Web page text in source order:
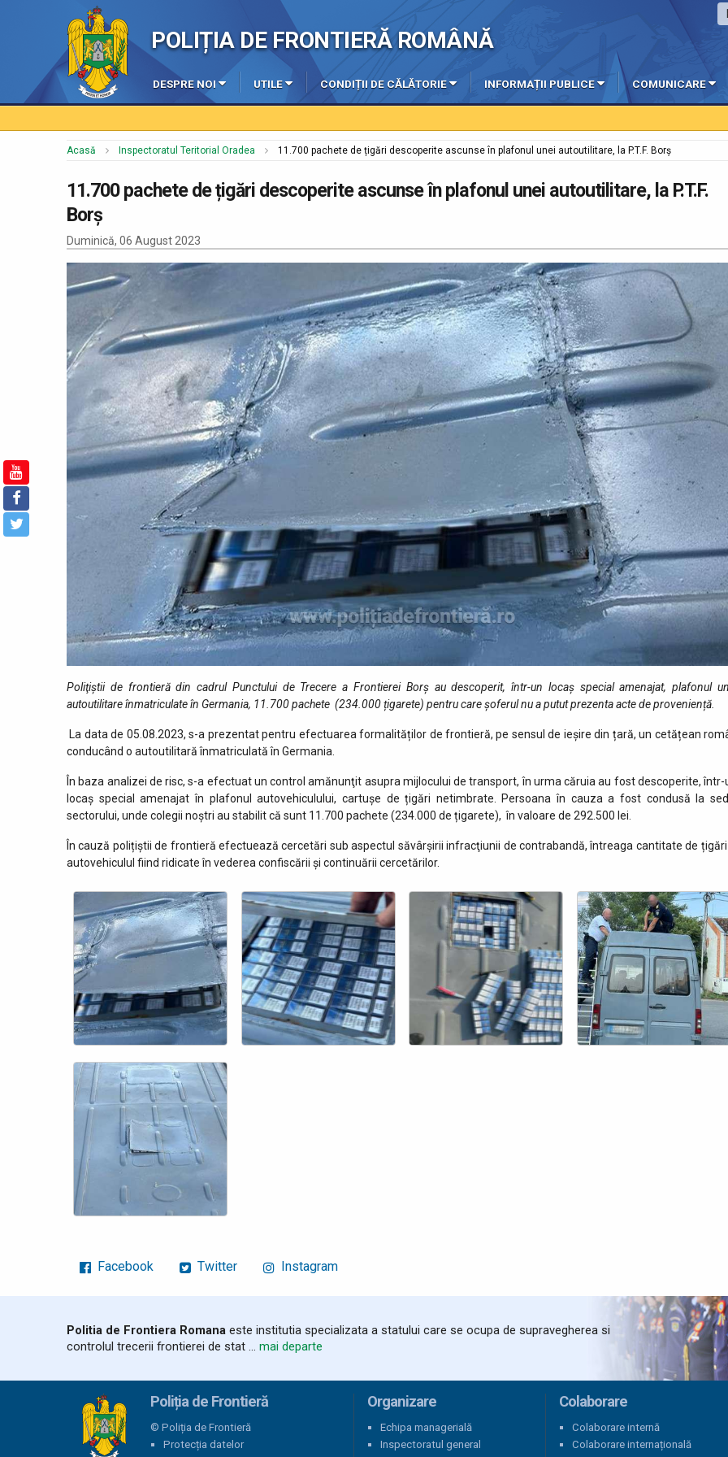
POLIȚIA DE FRONTIERĂ ROMÂNĂ
DESPRE NOI UTILE CONDIȚII DE CĂLĂTORIE INFORMAȚII PUBLICE COMUNICARE
Acasă Inspectoratul Teritorial Oradea 11.700 pachete de țigări descoperite ascunse în plafonul unei autoutilitare, la P.T.F. Borș
11.700 pachete de țigări descoperite ascunse în plafonul unei autoutilitare, la P.T.F.
Borș
Duminică, 06 August 2023
Poliţiştii de frontieră din cadrul Punctului de Trecere a Frontierei Borș au descoperit, într-un locaș special amenajat, plafonul
autoutilitare înmatriculate în Germania, 11.700 pachete (234.000 țigarete) pentru care șoferul nu a putut prezenta acte de proveniență.
La data de 05.08.2023, s-a prezentat pentru efectuarea formalităților de frontieră, pe sensul de ieşire din țară, un cetățean
conducând o autoutilitară înmatriculată în Germania.
În baza analizei de risc, s-a efectuat un control amănunţit asupra mijlocului de transport, în urma căruia au fost descoperite, într-
locaș special amenajat în plafonul autovehiculului, cartușe de țigări netimbrate. Persoana în cauza a fost condusă la
sectorului, unde colegii noștri au stabilit că sunt 11.700 pachete (234.000 de țigarete), în valoare de 292.500 lei.
În cauză polițiștii de frontieră efectuează cercetări sub aspectul săvârşirii infracţiunii de contrabandă, întreaga cantitate de țigări
autovehiculul fiind ridicate în vederea confiscării și continuării cercetărilor.
Facebook Twitter Instagram
Politia de Frontiera Romana este institutia specializata a statului care se ocupa de supravegherea si
controlul trecerii frontierei de stat ... mai departe
Poliția de Frontieră
© Poliția de Frontieră
Protecția datelor
Organizare
Echipa managerială
Inspectoratul general
Colaborare
Colaborare internă
Colaborare internațională